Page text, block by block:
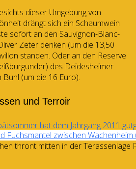
dieser Umgebung von
drängt sich ein Schaumwein
sofort an den Sauvignon-Blanc-
Zeter denken (um die 13,50
standen. Oder an den Reserve
des Deidesheimer
(um die 16 Euro).
und Terroir
thront mitten in der Terassenlage